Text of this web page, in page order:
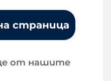
страница
от нашите